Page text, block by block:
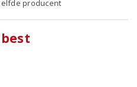
producent